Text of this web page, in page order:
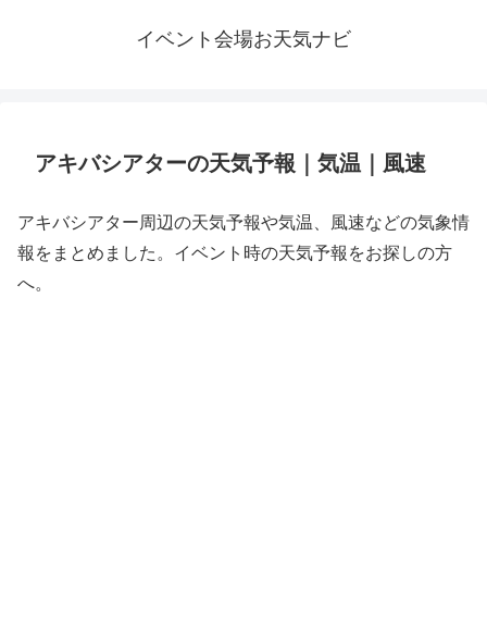
イベント会場お天気ナビ
アキバシアターの天気予報｜気温｜風速
アキバシアター周辺の天気予報や気温、風速などの気象情
報をまとめました。イベント時の天気予報をお探しの方
へ。